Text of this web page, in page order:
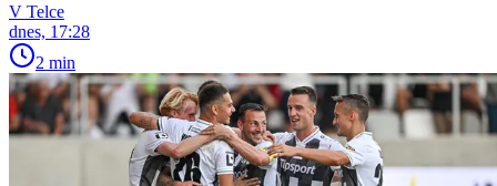
V Telce
dnes, 17:28
2 min